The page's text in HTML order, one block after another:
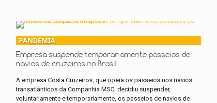
PANDEMIA
Empresa suspende temporariamente passeios de
navios de cruzeiros no Brasil
A empresa Costa Cruzeiros, que opera os passeios nos navios
transatlânticos da Companhia MSC, decidiu suspender,
voluntariamente e temporariamente, os passeios de navios de